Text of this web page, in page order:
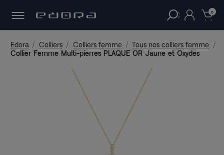
clear 0
Edora Colliers Colliers femme
Tous nos colliers femme
Collier Femme Multi-pierres PLAQUE OR Jaune et Oxydes